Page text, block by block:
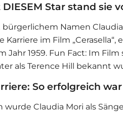
Star stand sie
bürgerlichem Namen
im Film „Cerasella“,
Jahr 1959. Fun Fact: Im
als Terence Hill bekannt
So erfolgreich
wurde Claudia Mori als